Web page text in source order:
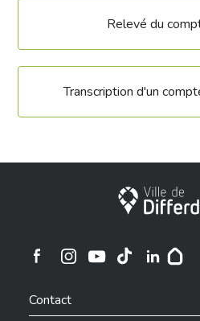
Relevé du
Transcription d'un
Ville de
Ville de Differdange sur
Contact